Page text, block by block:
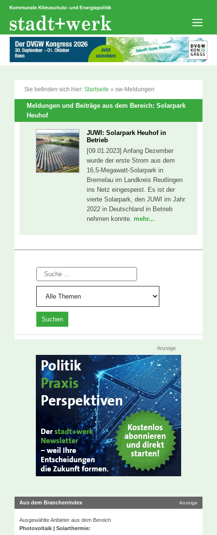
Zum
springen
Sie befinden sich hier: Startseite » sw-Meldungen
Meldungen und Beiträge aus dem Bereich: Solarpark
Heuhof
JUWI: Solarpark Heuhof in
Betrieb
[09.01.2023] Anfang Dezember
wurde der erste Strom aus dem
16,5-Megawatt-Solarpark in
Bremelau im Landkreis Reutlingen
ins Netz eingespeist. Es ist der
vierte Solarpark, den JUWI im Jahr
2022 in Deutschland in Betrieb
nehmen konnte. mehr...
Suche
Anzeige
Aus dem Branchenindex Anzeige
Ausgewählte Anbieter aus dem Bereich
Photovoltaik | Solarthermie: